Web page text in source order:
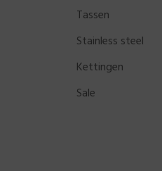
Tassen
Stainless steel
Kettingen
Sale